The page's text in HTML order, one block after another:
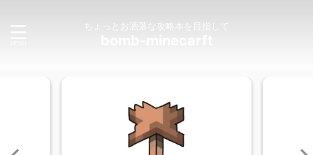
ちょっとお洒落な攻略本を目指して